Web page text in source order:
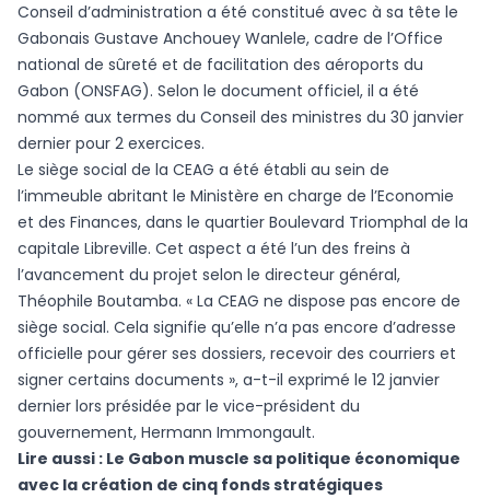
Conseil d’administration a été constitué avec à sa tête le
Gabonais Gustave Anchouey Wanlele, cadre de l’Office
national de sûreté et de facilitation des aéroports du
Gabon (ONSFAG). Selon le document officiel, il a été
nommé aux termes du Conseil des ministres du 30 janvier
dernier pour 2 exercices.
Le siège social de la CEAG a été établi au sein de
l’immeuble abritant le Ministère en charge de l’Economie
et des Finances, dans le quartier Boulevard Triomphal de la
capitale Libreville. Cet aspect a été l’un des freins à
l’avancement du projet selon le directeur général,
Théophile Boutamba. « La CEAG ne dispose pas encore de
siège social. Cela signifie qu’elle n’a pas encore d’adresse
officielle pour gérer ses dossiers, recevoir des courriers et
signer certains documents », a-t-il exprimé le 12 janvier
dernier lors présidée par le vice-président du
gouvernement, Hermann Immongault.
Lire aussi : Le Gabon muscle sa politique économique
avec la création de cinq fonds stratégiques